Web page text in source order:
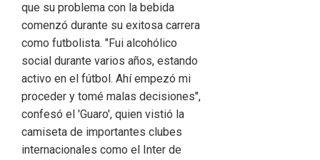
que su problema con la bebida
comenzó durante su exitosa carrera
como futbolista. "Fui alcohólico
social durante varios años, estando
activo en el fútbol. Ahí empezó mi
proceder y tomé malas decisiones",
confesó el 'Guaro', quien vistió la
camiseta de importantes clubes
internacionales como el Inter de